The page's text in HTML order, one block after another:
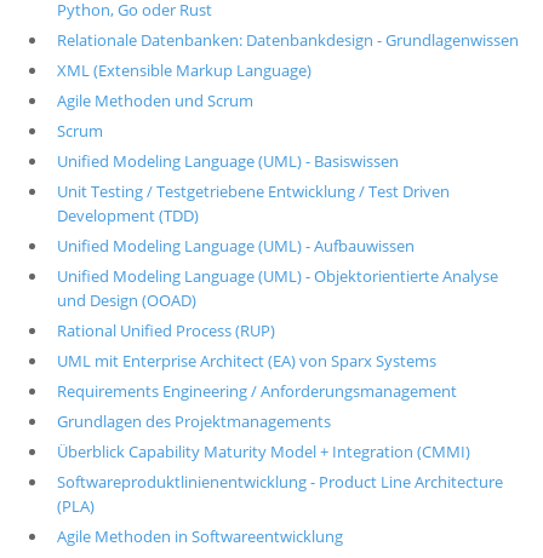
Python, Go oder Rust
Relationale Datenbanken: Datenbankdesign - Grundlagenwissen
XML (Extensible Markup Language)
Agile Methoden und Scrum
Scrum
Unified Modeling Language (UML) - Basiswissen
Unit Testing / Testgetriebene Entwicklung / Test Driven
Development (TDD)
Unified Modeling Language (UML) - Aufbauwissen
Unified Modeling Language (UML) - Objektorientierte Analyse
und Design (OOAD)
Rational Unified Process (RUP)
UML mit Enterprise Architect (EA) von Sparx Systems
Requirements Engineering / Anforderungsmanagement
Grundlagen des Projektmanagements
Überblick Capability Maturity Model + Integration (CMMI)
Softwareproduktlinienentwicklung - Product Line Architecture
(PLA)
Agile Methoden in Softwareentwicklung